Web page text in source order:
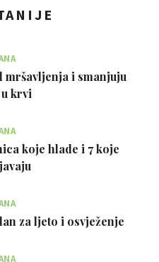
mršavljenja i smanjuju
krvi
koje hlade i 7 koje
za ljeto i osvježenje